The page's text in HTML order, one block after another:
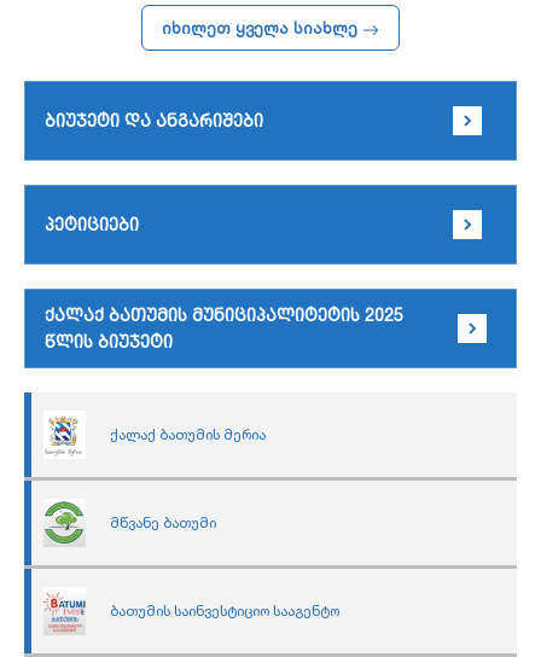
ბიუჯეტი და ანგარიშები
პეტიციები
ქალაქ ბათუმის მუნიციპალიტეტის 2025
წლის ბიუჯეტი
ქალაქ ბათუმის მერია
მწვანე ბათუმი
ბათუმის საინვესტიციო სააგენტო
იხილეთ ყველა სიახლე